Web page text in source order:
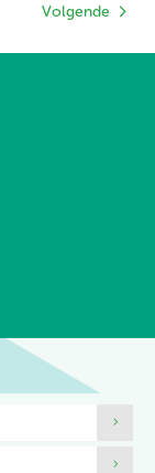
Volgende